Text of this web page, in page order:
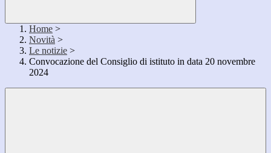
Home >
Novità >
Le notizie >
Convocazione del Consiglio di istituto in data 20 novembre
2024